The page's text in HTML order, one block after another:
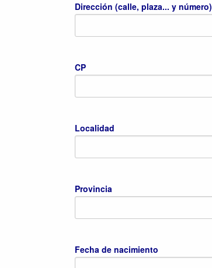
Dirección (calle, plaza... y número)
CP
Localidad
Provincia
Fecha de nacimiento